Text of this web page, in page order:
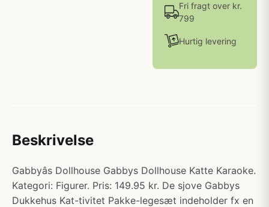
Fri fragt over kr.
799
Hurtig levering
Beskrivelse
Gabbyâs Dollhouse Gabbys Dollhouse Katte Karaoke.
Kategori: Figurer. Pris: 149.95 kr. De sjove Gabbys
Dukkehus Kat-tivitet Pakke-legesæt indeholder fx en